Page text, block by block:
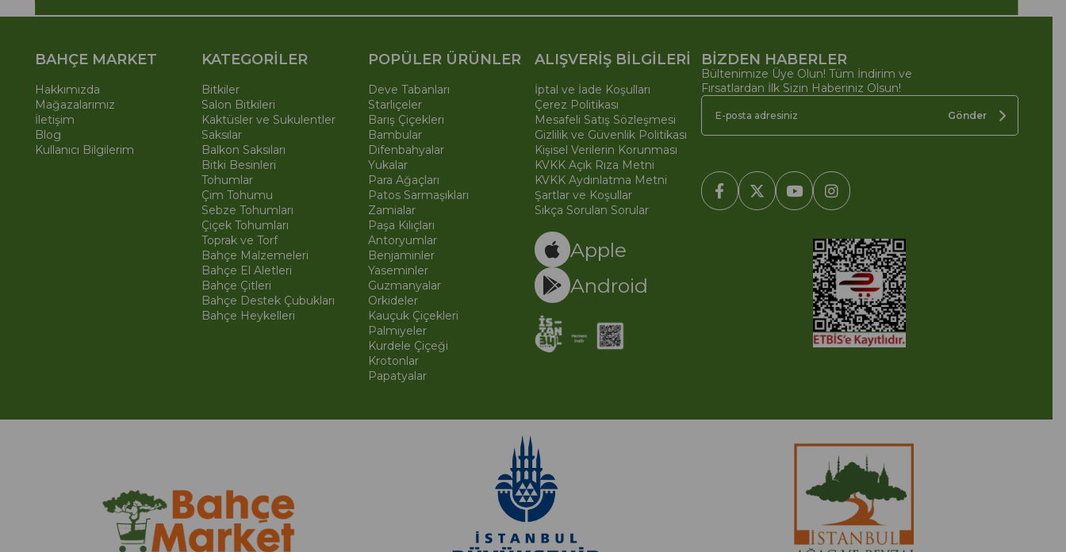
BAHÇE MARKET
Hakkımızda
Mağazalarımız
İletişim
Blog
Kullanıcı Bilgilerim
KATEGORİLER
Bitkiler
Salon Bitkileri
Kaktüsler ve Sukulentler
Saksılar
Balkon Saksıları
Bitki Besinleri
Tohumlar
Çim Tohumu
Sebze Tohumları
Çiçek Tohumları
Toprak ve Torf
Bahçe Malzemeleri
Bahçe El Aletleri
Bahçe Çitleri
Bahçe Destek Çubukları
Bahçe Heykelleri
POPÜLER ÜRÜNLER
Deve Tabanları
Starliçeler
Barış Çiçekleri
Bambular
Difenbahyalar
Yukalar
Para Ağaçları
Patos Sarmaşıkları
Zamialar
Paşa Kılıçları
Antoryumlar
Benjaminler
Yaseminler
Guzmanyalar
Orkideler
Kauçuk Çiçekleri
Palmiyeler
Kurdele Çiçeği
Krotonlar
Papatyalar
ALIŞVERİŞ BİLGİLERİ
İptal ve İade Koşulları
Çerez Politikası
Mesafeli Satış Sözleşmesi
Gizlilik ve Güvenlik Politikası
Kişisel Verilerin Korunması
KVKK Açık Rıza Metni
KVKK Aydınlatma Metni
Şartlar ve Koşullar
Sıkça Sorulan Sorular
Apple
Android
BİZDEN HABERLER
Bültenimize Üye Olun! Tüm İndirim ve
Fırsatlardan İlk Sizin Haberiniz Olsun!
Gönder